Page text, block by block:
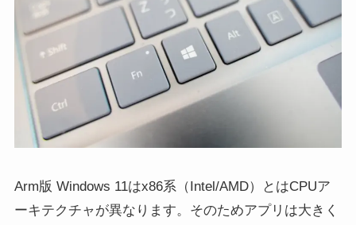
Arm版 Windows 11はx86系（Intel/AMD）とはCPUア
ーキテクチャが異なります。そのためアプリは大きく